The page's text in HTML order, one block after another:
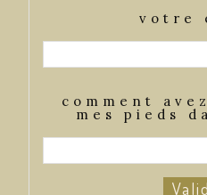
votre
comment
mes pieds